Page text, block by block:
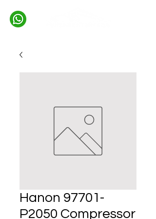
Hanon 97701-
P2050 Compressor